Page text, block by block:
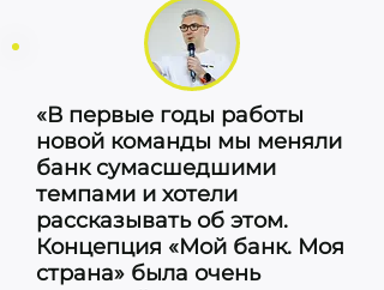
«В первые годы работы
новой команды мы меняли
банк сумасшедшими
темпами и хотели
рассказывать об этом.
Концепция «Мой банк. Моя
страна» была очень